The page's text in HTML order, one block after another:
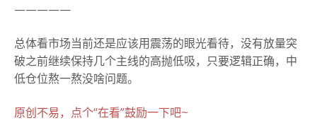
—————
总体看市场当前还是应该用震荡的眼光看待，没有放量突
破之前继续保持几个主线的高抛低吸，只要逻辑正确，中
低仓位熬一熬没啥问题。
原创不易，点个“在看”鼓励一下吧~